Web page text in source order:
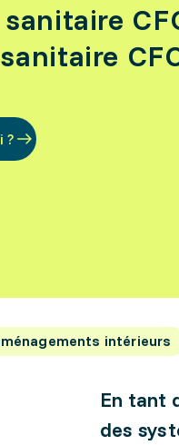
?
intérieurs
En tant
des